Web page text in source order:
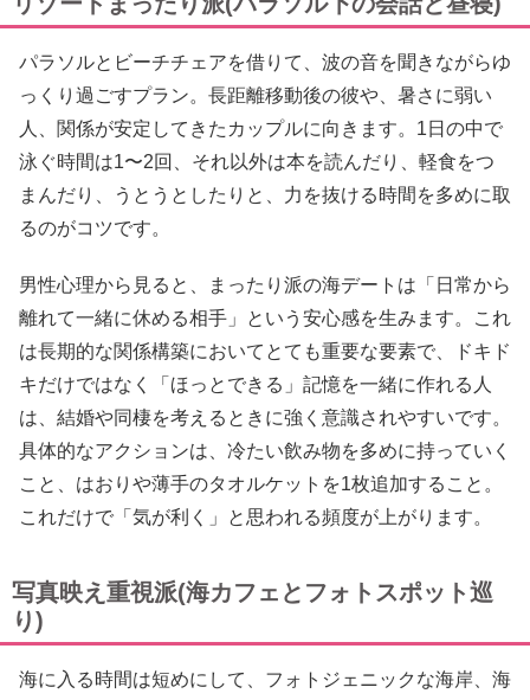
パラソルとビーチチェアを借りて、波の音を聞きながらゆ
っくり過ごすプラン。長距離移動後の彼や、暑さに弱い
人、関係が安定してきたカップルに向きます。1日の中で
泳ぐ時間は1〜2回、それ以外は本を読んだり、軽食をつ
まんだり、うとうとしたりと、力を抜ける時間を多めに取
るのがコツです。
男性心理から見ると、まったり派の海デートは「日常から
離れて一緒に休める相手」という安心感を生みます。これ
は長期的な関係構築においてとても重要な要素で、ドキド
キだけではなく「ほっとできる」記憶を一緒に作れる人
は、結婚や同棲を考えるときに強く意識されやすいです。
具体的なアクションは、冷たい飲み物を多めに持っていく
こと、はおりや薄手のタオルケットを1枚追加すること。
これだけで「気が利く」と思われる頻度が上がります。
写真映え重視派(海カフェとフォトスポット巡
り)
海に入る時間は短めにして、フォトジェニックな海岸、海